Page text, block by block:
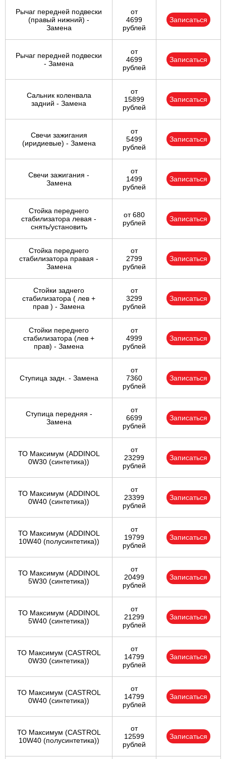
Рычаг передней подвески
(правый нижний) -
Замена
от
4699
рублей
Записаться
Рычаг передней подвески
- Замена
от
4699
рублей
Записаться
Сальник коленвала
задний - Замена
от
15899
рублей
Записаться
Свечи зажигания
(иридиевые) - Замена
от
5499
рублей
Записаться
Свечи зажигания -
Замена
от
1499
рублей
Записаться
Стойка переднего
стабилизатора левая -
снять/установить
от 680
рублей
Записаться
Стойка переднего
стабилизатора правая -
Замена
от
2799
рублей
Записаться
Стойки заднего
стабилизатора ( лев +
прав ) - Замена
от
3299
рублей
Записаться
Стойки переднего
стабилизатора (лев +
прав) - Замена
от
4999
рублей
Записаться
Ступица задн. - Замена
от
7360
рублей
Записаться
Ступица передняя -
Замена
от
6699
рублей
Записаться
ТО Максимум (ADDINOL
0W30 (синтетика))
от
23299
рублей
Записаться
ТО Максимум (ADDINOL
0W40 (синтетика))
от
23399
рублей
Записаться
ТО Максимум (ADDINOL
10W40 (полусинтетика))
от
19799
рублей
Записаться
ТО Максимум (ADDINOL
5W30 (синтетика))
от
20499
рублей
Записаться
ТО Максимум (ADDINOL
5W40 (синтетика))
от
21299
рублей
Записаться
ТО Максимум (CASTROL
0W30 (синтетика))
от
14799
рублей
Записаться
ТО Максимум (CASTROL
0W40 (синтетика))
от
14799
рублей
Записаться
ТО Максимум (CASTROL
10W40 (полусинтетика))
от
12599
рублей
Записаться